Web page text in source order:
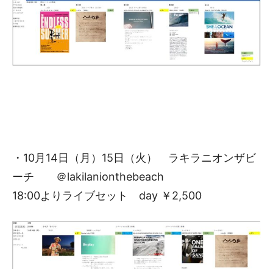
・10月14日（月）15日（火） ラキラニオンザビ
ーチ ＠lakilanionthebeach
18:00よりライブセット day ￥2,500